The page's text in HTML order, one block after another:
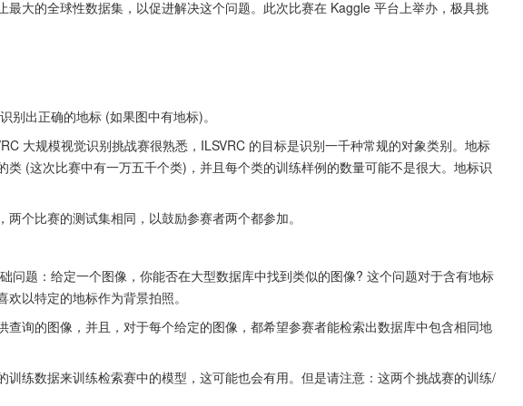
最大的全球性数据集，以促进解决这个问题。此次比赛在 Kaggle 平台上举办，极具挑
别出正确的地标 (如果图中有地标)。
大规模视觉识别挑战赛很熟悉，ILSVRC 的目标是识别一千种常规的对象类别。地标
类 (这次比赛中有一万五千个类)，并且每个类的训练样例的数量可能不是很大。地标识
个比赛的测试集相同，以鼓励参赛者两个都参加。
问题：给定一个图像，你能否在大型数据库中找到类似的图像? 这个问题对于含有地标
以特定的地标作为背景拍照。
查询的图像，并且，对于每个给定的图像，都希望参赛者能检索出数据库中包含相同地
训练数据来训练检索赛中的模型，这可能也会有用。但是请注意：这两个挑战赛的训练/